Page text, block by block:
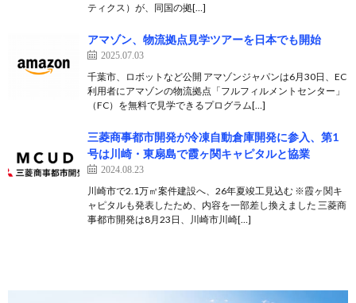
ティクス）が、同国の拠[…]
アマゾン、物流拠点見学ツアーを日本でも開始
2025.07.03
千葉市、ロボットなど公開 アマゾンジャパンは6月30日、EC
利用者にアマゾンの物流拠点「フルフィルメントセンター」
（FC）を無料で見学できるプログラム[…]
三菱商事都市開発が冷凍自動倉庫開発に参入、第1
号は川崎・東扇島で霞ヶ関キャピタルと協業
2024.08.23
川崎市で2.1万㎡案件建設へ、26年夏竣工見込む ※霞ヶ関キ
ャピタルも発表したため、内容を一部差し換えました 三菱商
事都市開発は8月23日、川崎市川崎[…]